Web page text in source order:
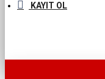
KAYIT OL